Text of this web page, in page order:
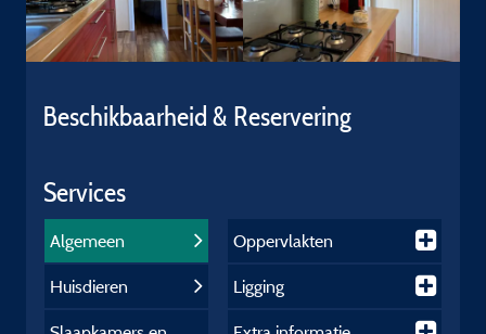
Beschikbaarheid & Reservering
Services
Algemeen
Huisdieren
Oppervlakten
Ligging